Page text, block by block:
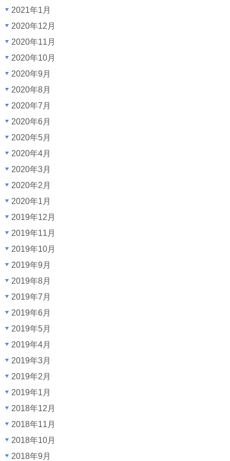
2021年1月
2020年12月
2020年11月
2020年10月
2020年9月
2020年8月
2020年7月
2020年6月
2020年5月
2020年4月
2020年3月
2020年2月
2020年1月
2019年12月
2019年11月
2019年10月
2019年9月
2019年8月
2019年7月
2019年6月
2019年5月
2019年4月
2019年3月
2019年2月
2019年1月
2018年12月
2018年11月
2018年10月
2018年9月